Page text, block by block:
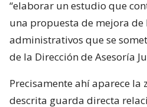
“elaborar un estudio que
una propuesta de mejora de
administrativos que se
de la Dirección de Asesoría
Precisamente ahí aparece la
descrita guarda directa